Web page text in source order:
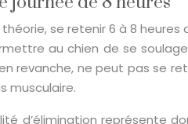
se retenir 6 à 8
au chien de se
ne peut pas se
musculaire.
d’élimination représente